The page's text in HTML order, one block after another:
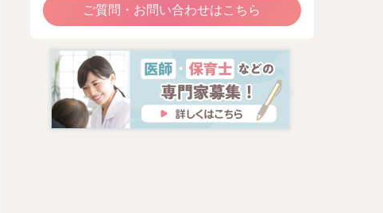
ご質問・お問い合わせはこちら